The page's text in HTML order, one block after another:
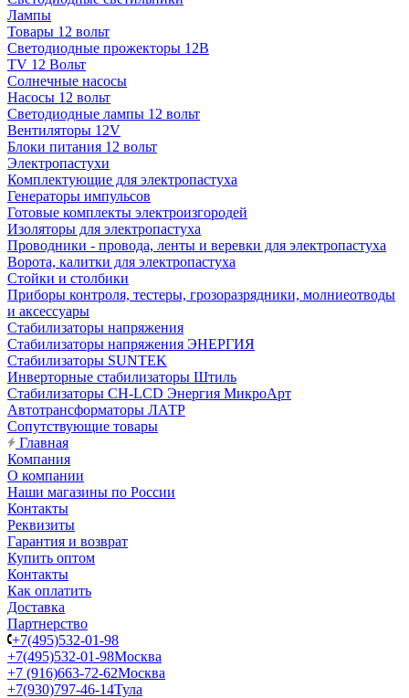
Лампы
Товары 12 вольт
Светодиодные прожекторы 12В
TV 12 Вольт
Солнечные насосы
Насосы 12 вольт
Светодиодные лампы 12 вольт
Вентиляторы 12V
Блоки питания 12 вольт
Электропастухи
Комплектующие для электропастуха
Генераторы импульсов
Готовые комплекты электроизгородей
Изоляторы для электропастуха
Проводники - провода, ленты и веревки для электропастуха
Ворота, калитки для электропастуха
Стойки и столбики
Приборы контроля, тестеры, грозоразрядники, молниеотводы
и аксессуары
Стабилизаторы напряжения
Стабилизаторы напряжения ЭНЕРГИЯ
Стабилизаторы SUNTEK
Инверторные стабилизаторы Штиль
Стабилизаторы СН-LCD Энepгия МикроАрт
Автотрансформаторы ЛАТР
Сопутствующие товары
Главная
Компания
О компании
Наши магазины по России
Контакты
Реквизиты
Гарантия и возврат
Купить оптом
Контакты
Как оплатить
Доставка
Партнерство
+7(495)532-01-98
+7(495)532-01-98Москва
+7 (916)663-72-62Москва
+7(930)797-46-14Тула